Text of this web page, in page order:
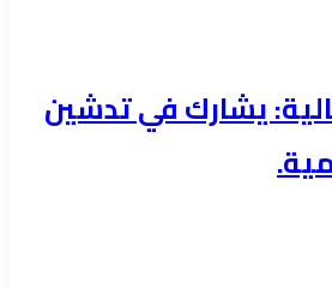
يشارك في تدشين